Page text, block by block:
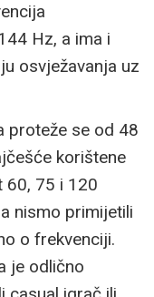
Hz, a ima i
osvježavanja uz
proteže se od 48
korištene
60, 75 i 120
nismo primijetili
o frekvenciji.
je odlično